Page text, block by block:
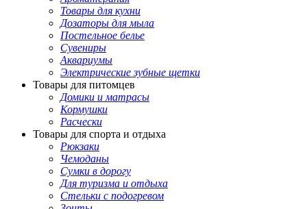
Товары для кухни
Дозаторы для мыла
Постельное белье
Сувениры
Аквариумы
Электрические зубные щетки
Товары для питомцев
Домики и матрасы
Кормушки
Расчески
Товары для спорта и отдыха
Рюкзаки
Чемоданы
Сумки в дорогу
Для туризма и отдыха
Стельки с подогревом